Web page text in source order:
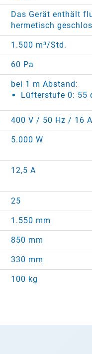
Das Gerät enthält
hermetisch
1.500 m³/Std.
60 Pa
bei 1 m Abstand:
Lüfterstufe 0: 55
400 V / 50 Hz / 16
5.000 W
12,5 A
25
1.550 mm
850 mm
330 mm
100 kg